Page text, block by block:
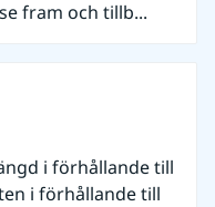
fram och tillb...
i förhållande till
i förhållande till